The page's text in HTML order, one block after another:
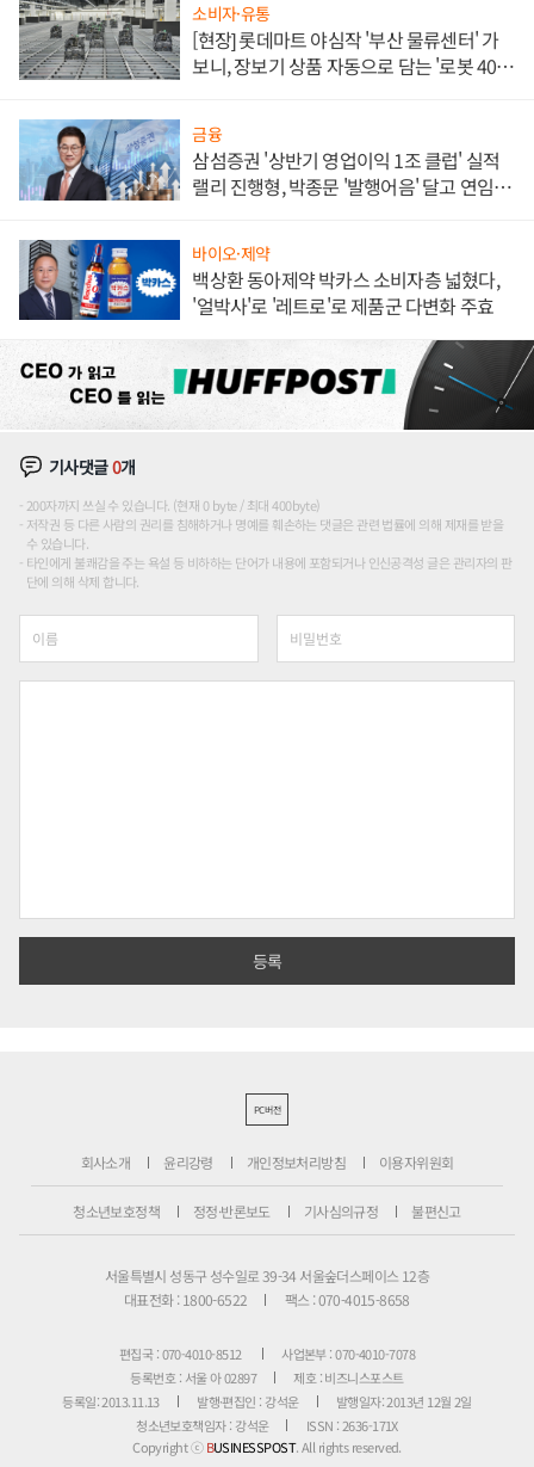
소비자·유통
[현장] 롯데마트 야심작 '부산 물류센터' 가
보니, 장보기 상품 자동으로 담는 '로봇 400
금융
삼섬증권 '상반기 영업이익 1조 클럽' 실적
랠리 진행형, 박종문 '발행어음' 달고 연임 향
바이오·제약
백상환 동아제약 박카스 소비자층 넓혔다,
'얼박사'로 '레트로'로 제품군 다변화 주효
기사댓글0개
200자까지 쓰실 수 있습니다. (현재 0 byte / 최대 400byte)
저작권 등 다른 사람의 권리를 침해하거나 명예를 훼손하는 댓글은 관련 법률에 의해 제재를 받을
수 있습니다.
타인에게 불쾌감을 주는 욕설 등 비하하는 단어가 내용에 포함되거나 인신공격성 글은 관리자의 판
단에 의해 삭제 합니다.
PC버전
회사소개 윤리강령 개인정보처리방침 이용자위원회
청소년보호정책 정정·반론보도 기사심의규정 불편신고
서울특별시 성동구 성수일로 39-34 서울숲더스페이스 12층
대표전화 : 1800-6522
팩스 : 070-4015-8658
편집국 : 070-4010-8512
사업본부 : 070-4010-7078
등록번호 : 서울 아 02897
제호 : 비즈니스포스트
등록일: 2013.11.13
발행·편집인 : 강석운
발행일자: 2013년 12월 2일
청소년보호책임자 : 강석운
ISSN : 2636-171X
Copyright ⓒBUSINESSPOST. All rights reserved.